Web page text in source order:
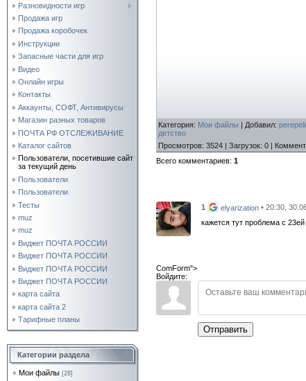
Разновидности игр
Продажа игр
Продажа коробочек
Инструкции
Запасные части для игр
Видео
Онлайн игры
Контакты
Аккаунты, СОФТ, Антивирусы
Магазин разных товаров
ПОЧТА РФ ОТСЛЕЖИВАНИЕ
Каталог сайтов
Пользователи, посетившие сайт
за текущий день
Пользователи
Пользователи
Тесты
muz
muz
Виджет ПОЧТА РОССИИ
Виджет ПОЧТА РОССИИ
Виджет ПОЧТА РОССИИ
Виджет ПОЧТА РОССИИ
карта сайта
карта сайта 2
Тарифные планы
Категории раздела
Мои файлы [28]
Категория: Мои файлы | Добавил:
детство
Просмотров: 3524 | Загрузок: 0 |
Всего комментариев: 1
1 elyarization • 20:30,
кажется тут проблема с
ComForm">
Войдите:
Отправить